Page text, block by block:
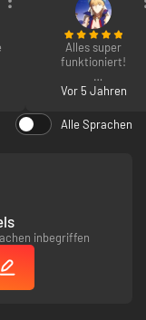
Alles super
funktioniert!
Und schnell auch
Vor 5 Jahren
Alle Sprachen
inbegriffen